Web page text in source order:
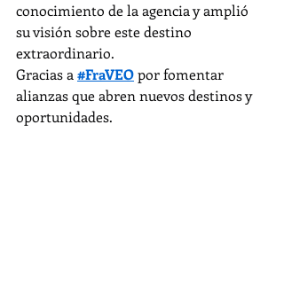
conocimiento de la agencia y amplió
su visión sobre este destino
extraordinario.
Gracias a #FraVEO por fomentar
alianzas que abren nuevos destinos y
oportunidades.